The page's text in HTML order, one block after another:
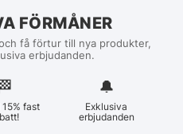
FÖRMÅNER
få förtur till nya produkter,
erbjudanden.
🏁︎
fast
🔔
Exklusiva
erbjudanden